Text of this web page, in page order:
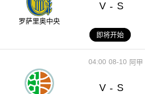
罗萨里奥中央
V - S
即将开始
08-10
04:00 阿甲
V - S